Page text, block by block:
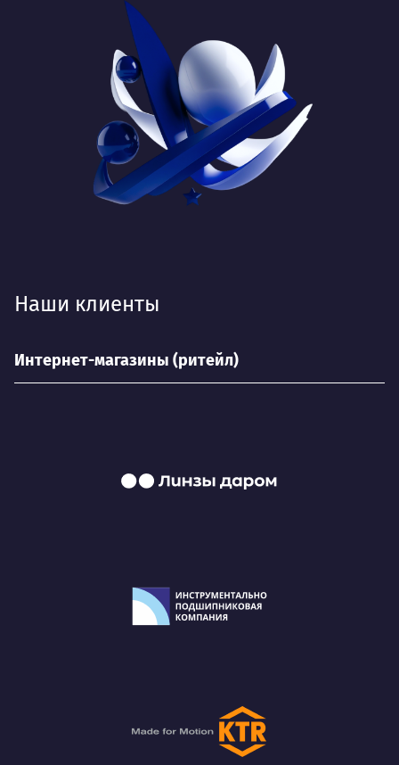
Наши клиенты
Интернет-магазины (ритейл)